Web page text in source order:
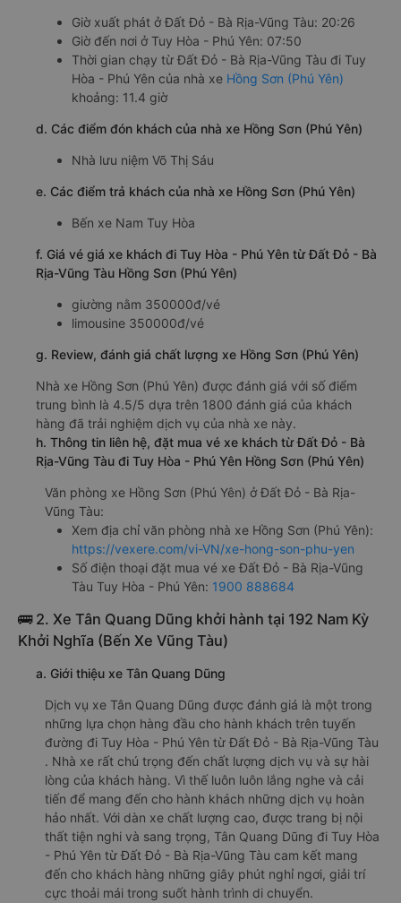
Giờ xuất phát ở Đất Đỏ - Bà Rịa-Vũng Tàu: 20:26
Giờ đến nơi ở Tuy Hòa - Phú Yên: 07:50
Thời gian chạy từ Đất Đỏ - Bà Rịa-Vũng Tàu đi Tuy
Hòa - Phú Yên của nhà xe Hồng Sơn (Phú Yên)
khoảng: 11.4 giờ
d. Các điểm đón khách của nhà xe Hồng Sơn (Phú Yên)
Nhà lưu niệm Võ Thị Sáu
e. Các điểm trả khách của nhà xe Hồng Sơn (Phú Yên)
Bến xe Nam Tuy Hòa
f. Giá vé giá xe khách đi Tuy Hòa - Phú Yên từ Đất Đỏ - Bà
Rịa-Vũng Tàu Hồng Sơn (Phú Yên)
giường nằm 350000đ/vé
limousine 350000đ/vé
g. Review, đánh giá chất lượng xe Hồng Sơn (Phú Yên)
Nhà xe Hồng Sơn (Phú Yên) được đánh giá với số điểm
trung bình là 4.5/5 dựa trên 1800 đánh giá của khách
hàng đã trải nghiệm dịch vụ của nhà xe này.
h. Thông tin liên hệ, đặt mua vé xe khách từ Đất Đỏ - Bà
Rịa-Vũng Tàu đi Tuy Hòa - Phú Yên Hồng Sơn (Phú Yên)
Văn phòng xe Hồng Sơn (Phú Yên) ở Đất Đỏ - Bà Rịa-
Vũng Tàu:
Xem địa chỉ văn phòng nhà xe Hồng Sơn (Phú Yên):
https://vexere.com/vi-VN/xe-hong-son-phu-yen
Số điện thoại đặt mua vé xe Đất Đỏ - Bà Rịa-Vũng
Tàu Tuy Hòa - Phú Yên: 1900 888684
🚌 2. Xe Tân Quang Dũng khởi hành tại 192 Nam Kỳ
Khởi Nghĩa (Bến Xe Vũng Tàu)
a. Giới thiệu xe Tân Quang Dũng
Dịch vụ xe Tân Quang Dũng được đánh giá là một trong
những lựa chọn hàng đầu cho hành khách trên tuyến
đường đi Tuy Hòa - Phú Yên từ Đất Đỏ - Bà Rịa-Vũng Tàu
. Nhà xe rất chú trọng đến chất lượng dịch vụ và sự hài
lòng của khách hàng. Vì thế luôn luôn lắng nghe và cải
tiến để mang đến cho hành khách những dịch vụ hoàn
hảo nhất. Với dàn xe chất lượng cao, được trang bị nội
thất tiện nghi và sang trọng, Tân Quang Dũng đi Tuy Hòa
- Phú Yên từ Đất Đỏ - Bà Rịa-Vũng Tàu cam kết mang
đến cho khách hàng những giây phút nghỉ ngơi, giải trí
cực thoải mái trong suốt hành trình di chuyển.